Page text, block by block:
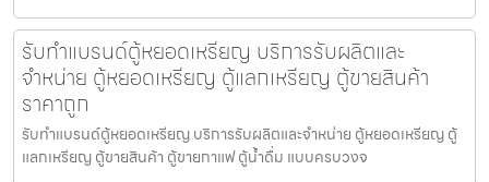
รับทำแบรนด์ตู้หยอดเหรียญ บริการรับผลิตและ
จำหน่าย ตู้หยอดเหรียญ ตู้แลกเหรียญ ตู้ขายสินค้า
ราคาถูก
รับทำแบรนด์ตู้หยอดเหรียญ บริการรับผลิตและจำหน่าย ตู้หยอดเหรียญ ตู้
แลกเหรียญ ตู้ขายสินค้า ตู้ขายกาแฟ ตู้น้ำดื่ม แบบครบวงจ